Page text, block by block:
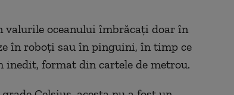
valurile oceanului îmbrăcaţi doar în
în roboţi sau în pinguini, în timp ce
format din cartele de metrou.